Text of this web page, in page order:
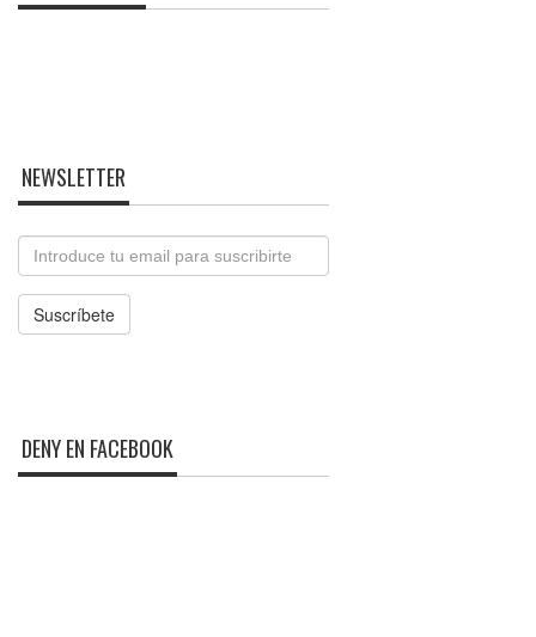
NEWSLETTER
Email
Suscríbete
DENY EN FACEBOOK